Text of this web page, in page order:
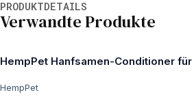
PRODUKTDETAILS
Verwandte Produkte
HempPet Hanfsamen-Conditioner für
HempPet